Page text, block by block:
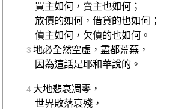
買主如何，賣主也如何；
放債的如何，借貸的也如何；
債主如何，欠債的也如何。
3 地必全然空虛，盡都荒蕪，
因為這話是耶和華說的。
4 大地悲哀凋零，
世界敗落衰殘，